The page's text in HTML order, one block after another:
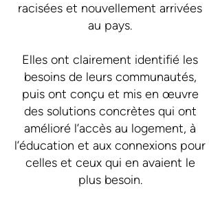
racisées et nouvellement arrivées
au pays.
​Elles ont clairement identifié les
besoins de leurs communautés,
puis ont conçu et mis en œuvre
des solutions concrètes qui ont
amélioré l’accès au logement, à
l’éducation et aux connexions pour
celles et ceux qui en avaient le
plus besoin.​